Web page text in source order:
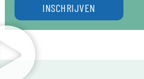
INSCHRIJVEN